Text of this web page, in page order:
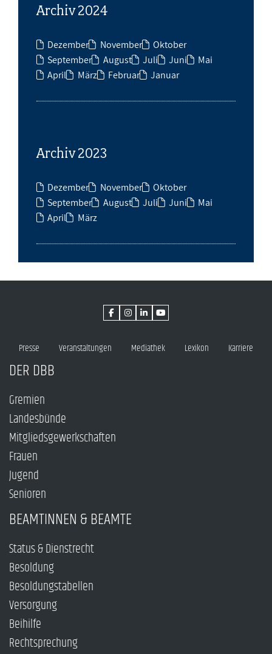
Archiv 2024
Dezember November
Oktober
September
August Juli Juni
Mai
April
März Februar Januar
Archiv 2023
Dezember November
Oktober
September
August Juli Juni
Mai
April
März
Presse Veranstaltungen Mediathek Lexikon Karriere
DER DBB
Gremien
Landesbünde
Mitgliedsgewerkschaften
Frauen
Jugend
Senioren
BEAMTINNEN & BEAMTE
Status & Dienstrecht
Besoldung
Besoldungstabellen
Versorgung
Beihilfe
Rechtsprechung